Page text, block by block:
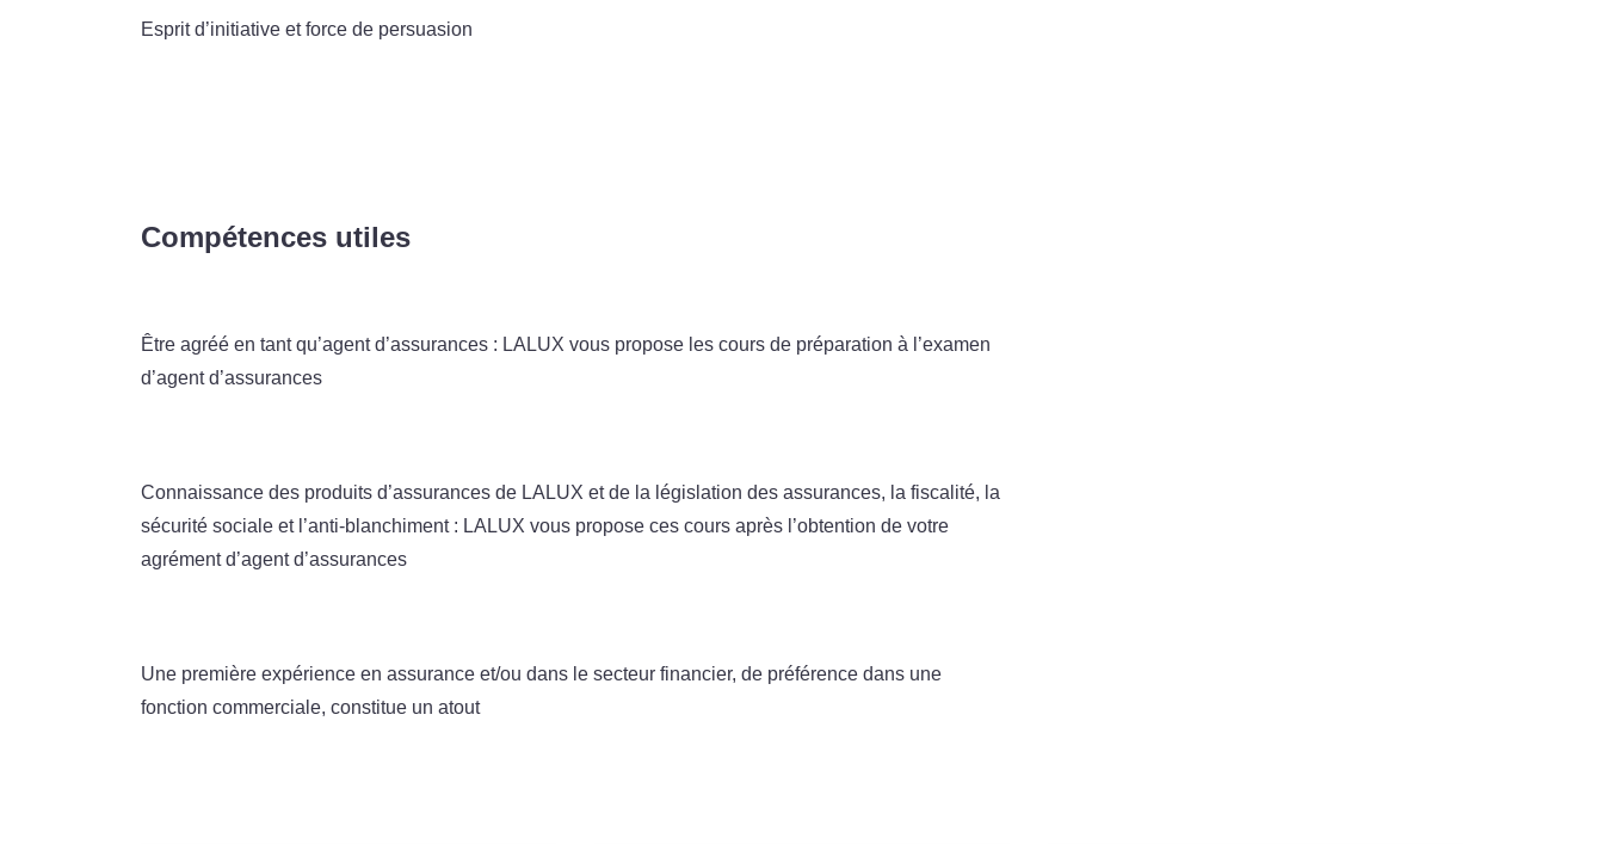
Esprit d’initiative et force de persuasion
Compétences utiles
Être agréé en tant qu’agent d’assurances : LALUX vous propose les cours de préparation à l’examen
d’agent d’assurances
Connaissance des produits d’assurances de LALUX et de la législation des assurances, la fiscalité, la
sécurité sociale et l’anti-blanchiment : LALUX vous propose ces cours après l’obtention de votre
agrément d’agent d’assurances
Une première expérience en assurance et/ou dans le secteur financier, de préférence dans une
fonction commerciale, constitue un atout